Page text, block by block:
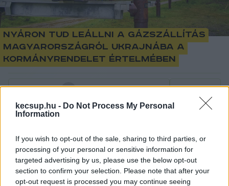
kecsup.hu - Do Not Process My Personal
Information
If you wish to opt-out of the sale, sharing to third parties, or
processing of your personal or sensitive information for
targeted advertising by us, please use the below opt-out
section to confirm your selection. Please note that after your
opt-out request is processed you may continue seeing
Nyáron tud leállni a gázszállítás
Magyarországról Ukrajnába a
kormányrendelet értelmében
L Lapszemle Követés
1perc
Orbán Viktor bejelentette, szerda késő estére
pedig ki is jött a rendeletcsomag a Magyar
Közlönyben arról, hogy a kormány fokozatosan